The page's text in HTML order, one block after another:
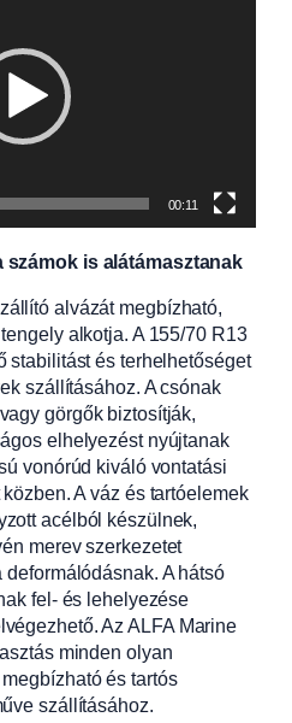
00:11
számok is alátámasztanak
alvázát megbízható,
alkotja. A 155/70 R13
stabilitást és terhelhetőséget
szállításához. A csónak
görgők biztosítják,
elhelyezést nyújtanak
vonórúd kiváló vontatási
A váz és tartóelemek
acélból készülnek,
merev szerkezetet
A hátsó
fel- és lehelyezése
Az ALFA Marine
minden olyan
és tartós
szállításához.